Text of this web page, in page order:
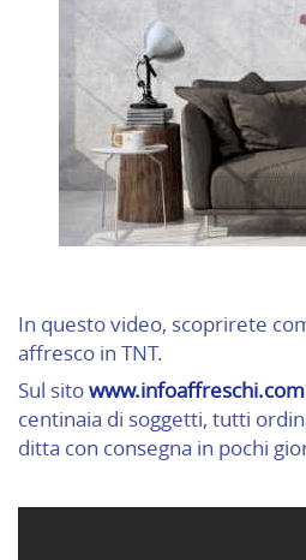
In questo video, scoprirete
affresco in TNT.
Sul sitowww.infoaffreschi.com
centinaia di soggetti, tutti
ditta con consegna in pochi